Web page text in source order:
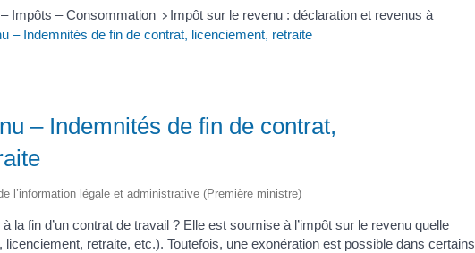
Impôts – Consommation > Impôt sur le revenu : déclaration et revenus à
– Indemnités de fin de contrat, licenciement, retraite
– Indemnités de fin de contrat,
l’information légale et administrative (Première ministre)
la fin d’un contrat de travail ? Elle est soumise à l’impôt sur le revenu quelle
licenciement, retraite, etc.). Toutefois, une exonération est possible dans certains